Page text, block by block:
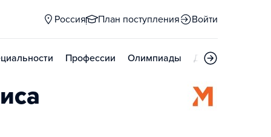
Россия План поступления Войти
Профессии Олимпиады Дни открытых